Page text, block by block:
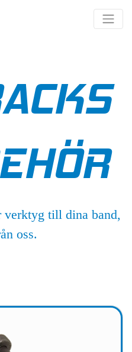
verktyg till dina band,
oss.